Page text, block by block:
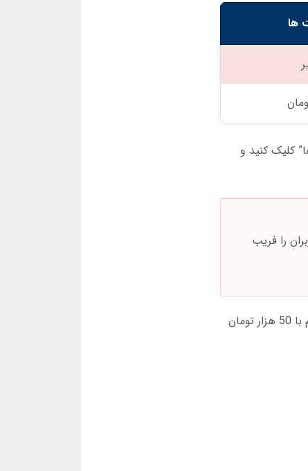
ها
ورود به سایت جت 8، روی بخش “بازی ها” کلیک کنید و
دسترسی به بازی انفجار استفاده کنید. سایت های جعلی ممکن است با نام جت 8 کاربران را فریب
در جت 8 بازی انفجار هر دقیقه یک دور جدید شروع می شود. من توصیه می کنم اول با مبالغ کم شروع کنید. یک دوستم با 50 هزار تومان